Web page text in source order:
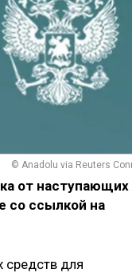
© Anadolu via Reuters
от наступающих
со ссылкой на
средств для